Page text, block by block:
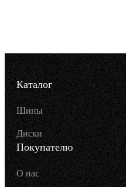
Каталог
Шины
Диски
Покупателю
О нас